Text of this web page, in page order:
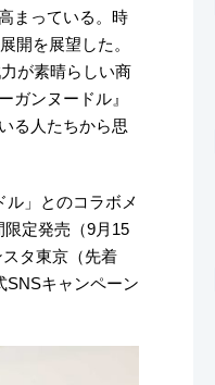
まっている。時
開を展望した。
が素晴らしい商
ガンヌードル』
る人たちから思
」とのコラボメ
定発売（9月15
タ東京（先着
キャンペーン